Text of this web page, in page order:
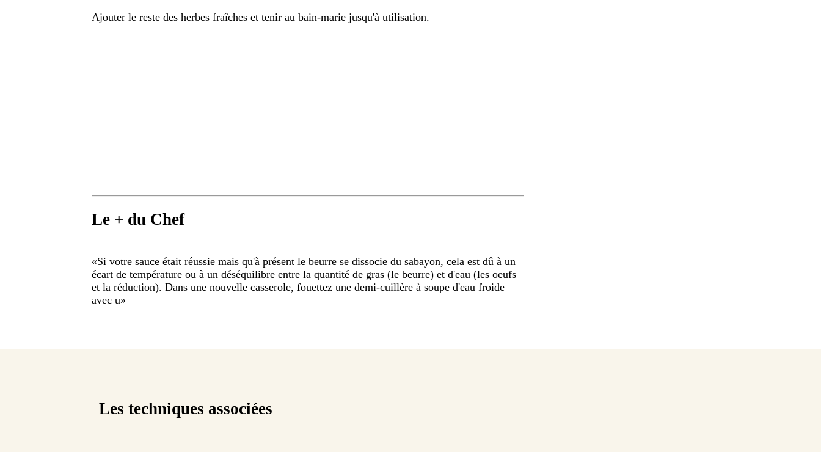
Ajouter le reste des herbes fraîches et tenir au bain-marie jusqu'à utilisation.
Le + du Chef
«Si votre sauce était réussie mais qu'à présent le beurre se dissocie du sabayon, cela est dû à un
écart de température ou à un déséquilibre entre la quantité de gras (le beurre) et d'eau (les oeufs
et la réduction). Dans une nouvelle casserole, fouettez une demi-cuillère à soupe d'eau froide
avec u»
Les techniques associées